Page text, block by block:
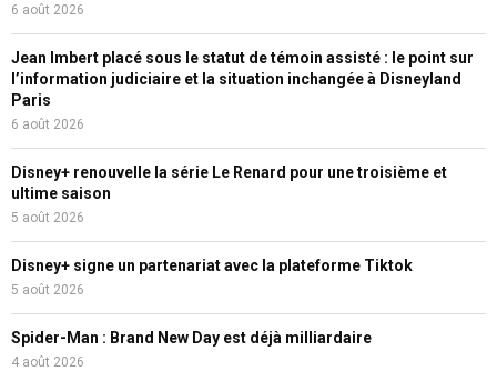
6 août 2026
Jean Imbert placé sous le statut de témoin assisté : le point sur
l’information judiciaire et la situation inchangée à Disneyland
Paris
6 août 2026
Disney+ renouvelle la série Le Renard pour une troisième et
ultime saison
5 août 2026
Disney+ signe un partenariat avec la plateforme Tiktok
5 août 2026
Spider-Man : Brand New Day est déjà milliardaire
4 août 2026